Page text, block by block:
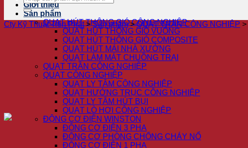
Giới thiệu
Sản phẩm
QUẠT HÚT THÔNG GIÓ CÔNG NGHIỆP
QUẠT HÚT THÔNG GIÓ VUÔNG
QUẠT HÚT THÔNG GIÓ COMPOSITE
QUẠT HÚT MÁI NHÀ XƯỞNG
QUẠT LÀM MÁT CHUỒNG TRẠI
QUẠT TRẦN CÔNG NGHIỆP
QUẠT CÔNG NGHIỆP
QUẠT LY TÂM CÔNG NGHIỆP
QUẠT HƯỚNG TRỤC CÔNG NGHIỆP
QUẠT LY TÂM HÚT BỤI
QUẠT LÒ HƠI CÔNG NGHIỆP
ĐỘNG CƠ ĐIỆN WINSTON
ĐỘNG CƠ ĐIỆN 3 PHA
ĐỘNG CƠ PHÒNG CHỐNG CHÁY NỔ
ĐỘNG CƠ ĐIỆN 1 PHA
Cty Kỹ Thuật Tiến Phát>Sản phẩm>QUẠT TRẦN CÔNG NGHIỆP >